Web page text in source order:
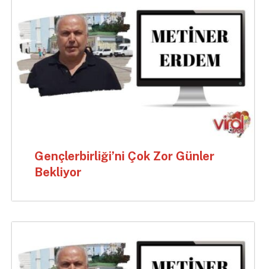
Gençlerbirliği’ni Çok Zor Günler
Bekliyor